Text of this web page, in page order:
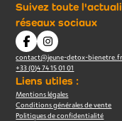
Suivez toute
réseaux sociaux
contact@jeune-detox-bienetre.fr
+33 (0)4 74 15 01 01
Liens utiles :
Mentions légales
Conditions générales de vente
Politiques de confidentialité